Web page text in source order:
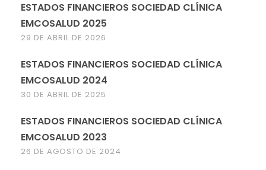
ESTADOS FINANCIEROS SOCIEDAD CLÍNICA
EMCOSALUD 2025
29 DE ABRIL DE 2026
ESTADOS FINANCIEROS SOCIEDAD CLÍNICA
EMCOSALUD 2024
30 DE ABRIL DE 2025
ESTADOS FINANCIEROS SOCIEDAD CLÍNICA
EMCOSALUD 2023
26 DE AGOSTO DE 2024